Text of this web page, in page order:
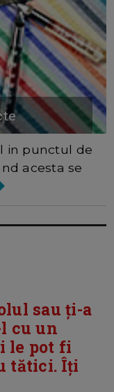
in punctul de
acesta se
sau ți-a
cu un
le pot fi
tătici. Îți